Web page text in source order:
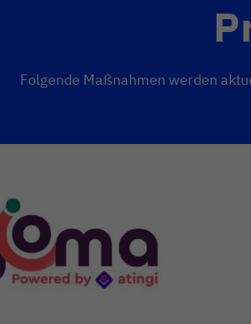
Folgende Maßnahmen werden